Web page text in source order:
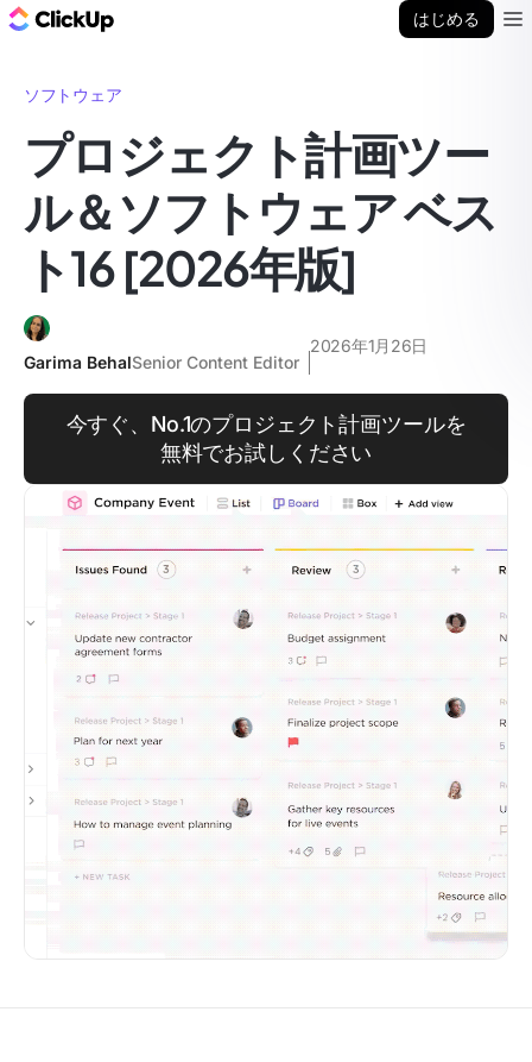
はじめる
ソフトウェア
プロジェクト計画ツー
ル＆ソフトウェア ベス
ト16 [2026年版]
Garima BehalSenior Content Editor
2026年1月26日
今すぐ、No.1のプロジェクト計画ツールを
無料でお試しください